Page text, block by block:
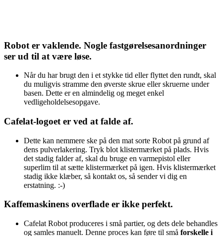
Robot er vaklende. Nogle fastgørelsesanordninger
ser ud til at være løse.
Når du har brugt den i et stykke tid eller flyttet den rundt, skal
du muligvis stramme den øverste skrue eller skruerne under
basen. Dette er en almindelig og meget enkel
vedligeholdelsesopgave.
Cafelat-logoet er ved at falde af.
Dette kan nemmere ske på den mat sorte Robot på grund af
dens pulverlakering. Tryk blot klistermærket på plads. Hvis
det stadig falder af, skal du bruge en varmepistol eller
superlim til at sætte klistermærket på igen. Hvis klistermærket
stadig ikke klæber, så kontakt os, så sender vi dig en
erstatning. :-)
Kaffemaskinens overflade er ikke perfekt.
Cafelat Robot produceres i små partier, og dets dele behandles
og samles manuelt. Denne proces kan føre til små forskelle i